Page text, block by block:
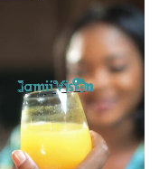
Couple africain célébrant la Saint-Valentin